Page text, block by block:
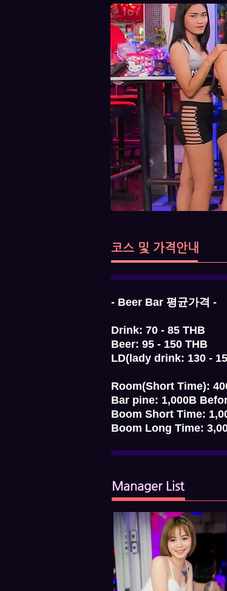
코스 및 가격안내
- Beer Bar 평균가격 -
Drink: 70 - 85 THB
Beer: 95 - 150 THB
LD(lady drink: 130 -
Room(Short Time):
Bar pine: 1,000B
Boom Short Time:
Boom Long Time:
Manager List